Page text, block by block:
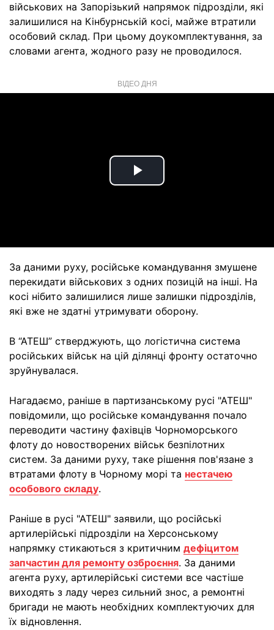
військових на Запорізький напрямок підрозділи, які
залишилися на Кінбурнській косі, майже втратили
особовий склад. При цьому доукомплектування, за
словами агента, жодного разу не проводилося.
ВІДЕО ДНЯ
Play
За даними руху, російське командування змушене
перекидати військових з одних позицій на інші. На
косі нібито залишилися лише залишки підрозділів,
які вже не здатні утримувати оборону.
В “АТЕШ” стверджують, що логістична система
російських військ на цій ділянці фронту остаточно
зруйнувалася.
Нагадаємо, раніше в партизанському русі "АТЕШ"
повідомили, що російське командування почало
переводити частину фахівців Чорноморського
флоту до новостворених військ безпілотних
систем. За даними руху, таке рішення пов'язане з
втратами флоту в Чорному морі та нестачею
особового складу.
Раніше в русі "АТЕШ" заявили, що російські
артилерійські підрозділи на Херсонському
напрямку стикаються з критичним дефіцитом
запчастин для ремонту озброєння. За даними
агента руху, артилерійські системи все частіше
виходять з ладу через сильний знос, а ремонтні
бригади не мають необхідних комплектуючих для
їх відновлення.